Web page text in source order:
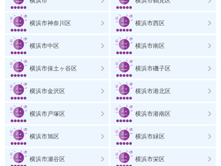
横浜市神奈川区 横浜市西区
横浜市中区 横浜市南区
横浜市保土ヶ谷区 横浜市磯子区
横浜市金沢区 横浜市港北区
横浜市戸塚区 横浜市港南区
横浜市旭区 横浜市緑区
横浜市瀬谷区 横浜市栄区